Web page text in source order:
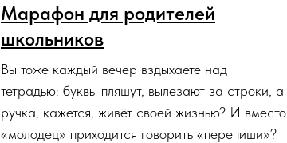
Марафон для родителей
школьников
Вы тоже каждый вечер вздыхаете над
тетрадью: буквы пляшут, вылезают за строки, а
ручка, кажется, живёт своей жизнью? И вместо
«молодец» приходится говорить «перепиши»?